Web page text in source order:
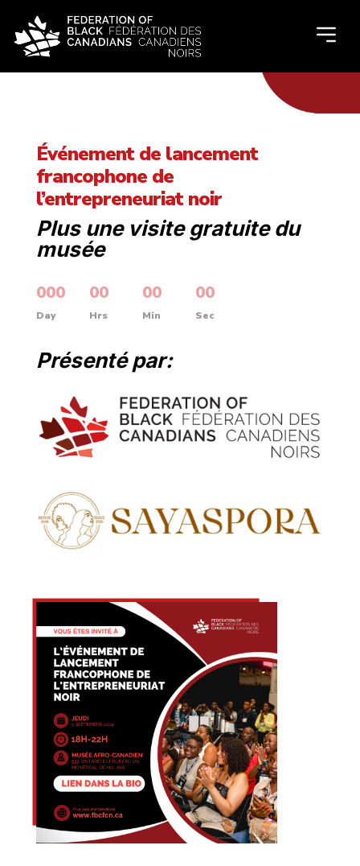
Événement de lancement
francophone de
l’entrepreneuriat noir
Plus une visite gratuite du
musée
000
Day
00
Hrs
00
Min
00
Sec
Présenté par: